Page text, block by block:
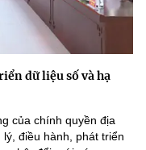
dữ liệu số và hạ
của chính quyền địa
điều hành, phát triển